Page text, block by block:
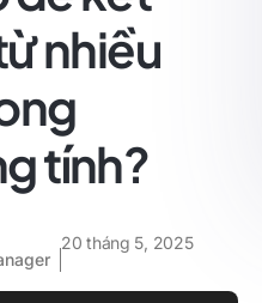
nhiều
tính?
20 tháng 5, 2025